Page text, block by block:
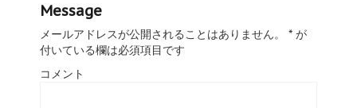
Message
メールアドレスが公開されることはありません。 * が
付いている欄は必須項目です
コメント